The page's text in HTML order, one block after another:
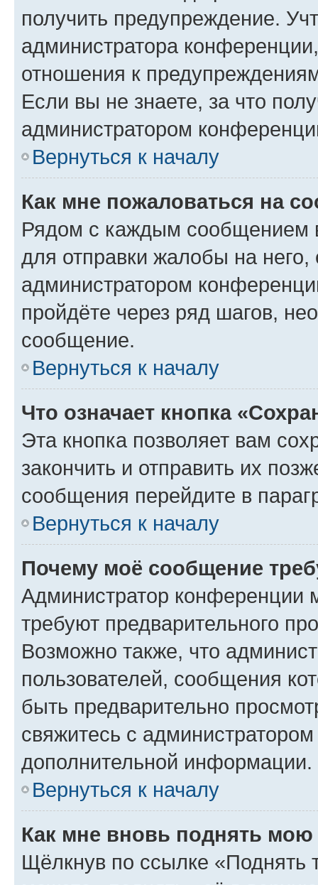
получить предупреждение.
администратора
отношения к
Если вы не знаете, за что
администратором
Вернуться к началу
Как мне пожаловаться на
Рядом с каждым сообщением
для отправки жалобы на
администратором
пройдёте через ряд шагов,
сообщение.
Вернуться к началу
Что означает кнопка
Эта кнопка позволяет вам
закончить и отправить их
сообщения перейдите в
Вернуться к началу
Почему моё сообщение
Администратор конференции
требуют предварительного
Возможно также, что
пользователей, сообщения
быть предварительно
свяжитесь с
дополнительной информации.
Вернуться к началу
Как мне вновь поднять мою
Щёлкнув по ссылке «Поднять